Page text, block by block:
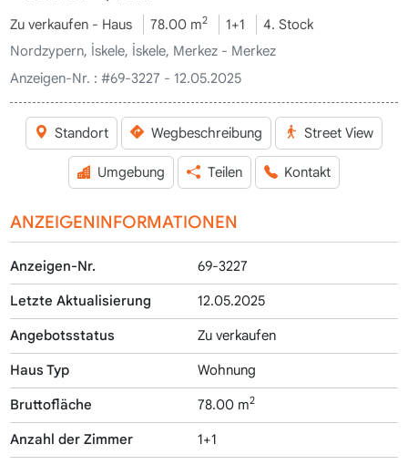
Zu verkaufen - Haus 78.00 m2 1+1
4. Stock
Nordzypern, İskele, İskele, Merkez - Merkez
Anzeigen-Nr. : #69-3227 - 12.05.2025
Standort Wegbeschreibung Street View
Umgebung Teilen Kontakt
ANZEIGENINFORMATIONEN
Anzeigen-Nr. 69-3227
Letzte Aktualisierung 12.05.2025
Angebotsstatus Zu verkaufen
Haus Typ Wohnung
Bruttofläche 78.00 m2
Anzahl der Zimmer 1+1